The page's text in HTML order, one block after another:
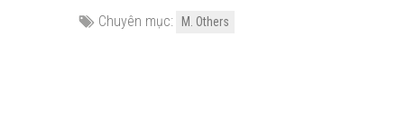
Chuyên mục: M. Others